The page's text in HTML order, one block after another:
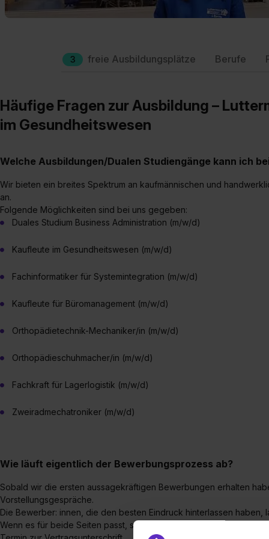
3 freie Ausbildungsplätze Berufe
Häufige Fragen zur Ausbildung –
im Gesundheitswesen
Welche Ausbildungen/Dualen Studiengänge kann ich
Wir bieten ein breites Spektrum an kaufmännischen und
an.
Folgende Möglichkeiten sind bei uns gegeben:
Duales Studium Business Administration (m/w/d)
Kaufleute im Gesundheitswesen (m/w/d)
Fachinformatiker für Systemintegration (m/w/d)
Kaufleute für Büromanagement (m/w/d)
Orthopädietechnik-Mechaniker/in (m/w/d)
Orthopädieschuhmacher/in (m/w/d)
Fachkraft für Lagerlogistik (m/w/d)
Zweiradmechatroniker (m/w/d)
Wie läuft eigentlich der Bewerbungsprozess ab?
Sobald wir die ersten aussagekräftigen Bewerbungen erhalten
Vorstellungsgespräche.
Die Bewerber: innen, die den besten Eindruck hinterlassen haben,
Wenn es für beide Seiten passt, steht der Ausbildung danach